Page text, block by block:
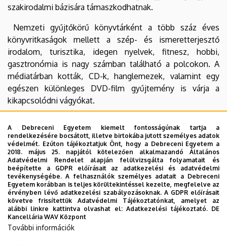
szakirodalmi bázisára támaszkodhatnak.
Nemzeti gyűjtőkörű könyvtárként a több száz éves
könyvritkaságok mellett a szép- és ismeretterjesztő
irodalom, turisztika, idegen nyelvek, fitnesz, hobbi,
gasztronómia is nagy számban található a polcokon. A
médiatárban kották, CD-k, hanglemezek, valamint egy
egészen különleges DVD-film gyűjtemény is várja a
kikapcsolódni vágyókat.
Archívumát (DEA), ami az egyetemen született
tudományos publikációk, doktori disszertációk és
szakdolgozatok, oktatási segédanyagok, előadások és
intézményi dokumentációk teljes szövegének online
tárhelye.
A könyvtár üzemelteti azEgyetemi Kiadót
(DUPress),
mely szakkönyveket, folyóiratokat, jegyzeteket jelentet
meg.
A Debreceni Egyetem kiemelt fontosságúnak tartja a
rendelkezésére bocsátott, illetve birtokába jutott személyes adatok
védelmét. Ezúton tájékoztatjuk Önt, hogy a Debreceni Egyetem a
2018. május 25. napjától kötelezően alkalmazandó Általános
Adatvédelmi Rendelet alapján felülvizsgálta folyamatait és
beépítette a GDPR előírásait az adatkezelési és adatvédelmi
tevékenységébe. A felhasználók személyes adatait a Debreceni
Egyetem korábban is teljes körültekintéssel kezelte, megfelelve az
érvényben lévő adatkezelési szabályozásoknak. A GDPR előírásait
követve frissítettük Adatvédelmi Tájékoztatónkat, amelyet az
alábbi linkre kattintva olvashat el:Adatkezelési tájékoztató. DE
Kancellária WAV Központ
További információk